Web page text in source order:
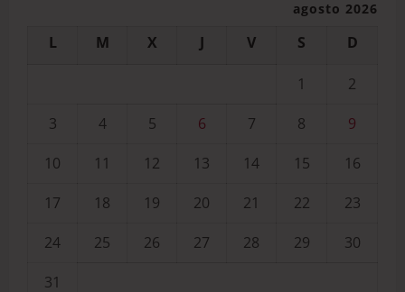
agosto 2026
L M X J V S D
1
2
3
4 5 6 7 8
9
10
11 12 13 14 15
16
17
18 19 20 21 22
23
24
25 26 27 28 29
30
31